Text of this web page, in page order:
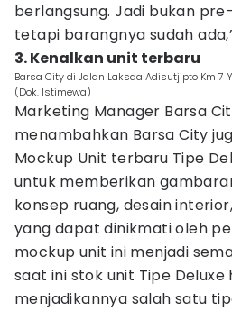
berlangsung. Jadi bukan
tetapi barangnya sudah
3. Kenalkan unit terbaru
Barsa City di Jalan Laksda Adisutjipto Km
(Dok. Istimewa)
Marketing Manager Barsa
menambahkan Barsa City
Mockup Unit terbaru Tipe
untuk memberikan
konsep ruang, desain
yang dapat dinikmati oleh
mockup unit ini menjadi
saat ini stok unit Tipe Deluxe
menjadikannya salah satu